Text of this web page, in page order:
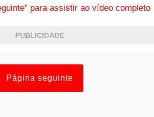
para assistir ao vídeo completo
PUBLICIDADE
Página seguinte